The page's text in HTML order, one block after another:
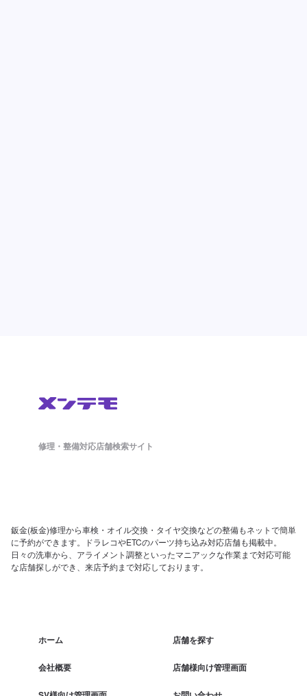
修理・整備対応店舗検索サイト
鈑金(板金)修理から車検・オイル交換・タイヤ交換などの整備もネットで簡単
に予約ができます。ドラレコやETCのパーツ持ち込み対応店舗も掲載中。
日々の洗車から、アライメント調整といったマニアックな作業まで対応可能
な店舗探しができ、来店予約まで対応しております。
ホーム 店舗を探す
会社概要 店舗様向け管理画面